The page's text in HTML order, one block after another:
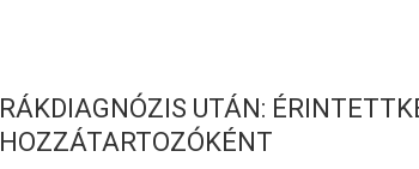
RÁKDIAGNÓZIS UTÁN:
HOZZÁTARTOZÓKÉNT